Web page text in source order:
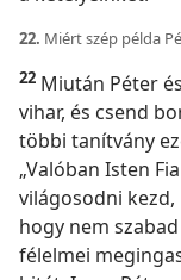
22. Miért szép példa
22 Miután Péter
vihar, és csend
többi tanítvány
„Valóban Isten
világosodni
hogy nem
félelmei